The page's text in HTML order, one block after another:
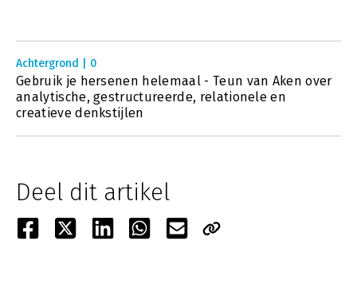
Achtergrond | 0
Gebruik je hersenen helemaal - Teun van Aken over
analytische, gestructureerde, relationele en
creatieve denkstijlen
Deel dit artikel